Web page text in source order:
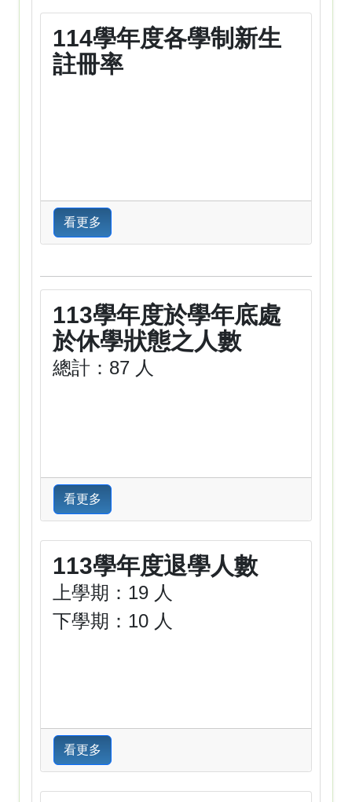
114學年度各學制新生
註冊率
看更多
113學年度於學年底處
於休學狀態之人數
總計：87 人
看更多
113學年度退學人數
上學期：19 人
下學期：10 人
看更多